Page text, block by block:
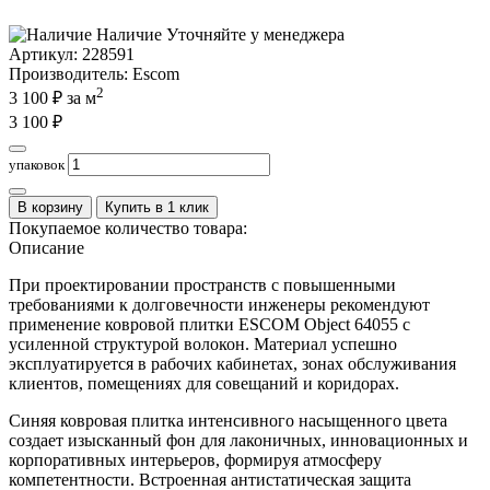
Наличие Уточняйте у менеджера
Артикул: 228591
Производитель: Escom
3 100 ₽ за м2
3 100 ₽
упаковок
В корзину Купить в 1 клик
Покупаемое количество товара:
Описание
При проектировании пространств с повышенными
требованиями к долговечности инженеры рекомендуют
применение ковровой плитки ESCOM Object 64055 с
усиленной структурой волокон. Материал успешно
эксплуатируется в рабочих кабинетах, зонах обслуживания
клиентов, помещениях для совещаний и коридорах.
Синяя ковровая плитка интенсивного насыщенного цвета
создает изысканный фон для лаконичных, инновационных и
корпоративных интерьеров, формируя атмосферу
компетентности. Встроенная антистатическая защита